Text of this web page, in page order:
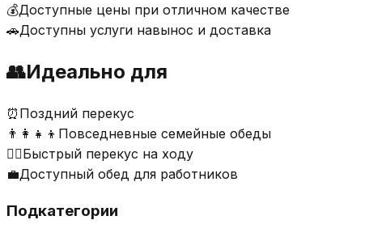
💰Доступные цены при отличном качестве
🚗Доступны услуги навынос и доставка
👥Идеально для
⏰ Поздний перекус
👨‍👩‍👧‍👦 Повседневные семейные обеды
🏃‍♂️Быстрый перекус на ходу
💼Доступный обед для работников
Подкатегории